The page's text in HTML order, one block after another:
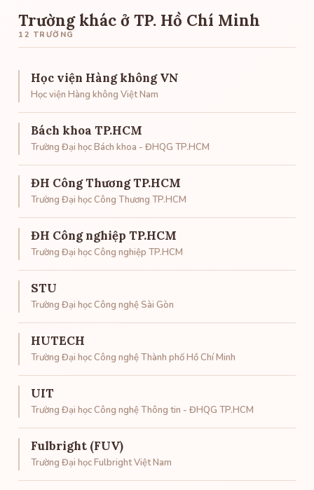
Trường khác ở TP. Hồ Chí Minh
12 TRƯỜNG
Học viện Hàng không VN
Học viện Hàng không Việt Nam
Bách khoa TP.HCM
Trường Đại học Bách khoa - ĐHQG TP.HCM
ĐH Công Thương TP.HCM
Trường Đại học Công Thương TP.HCM
ĐH Công nghiệp TP.HCM
Trường Đại học Công nghiệp TP.HCM
STU
Trường Đại học Công nghệ Sài Gòn
HUTECH
Trường Đại học Công nghệ Thành phố Hồ Chí Minh
UIT
Trường Đại học Công nghệ Thông tin - ĐHQG TP.HCM
Fulbright (FUV)
Trường Đại học Fulbright Việt Nam